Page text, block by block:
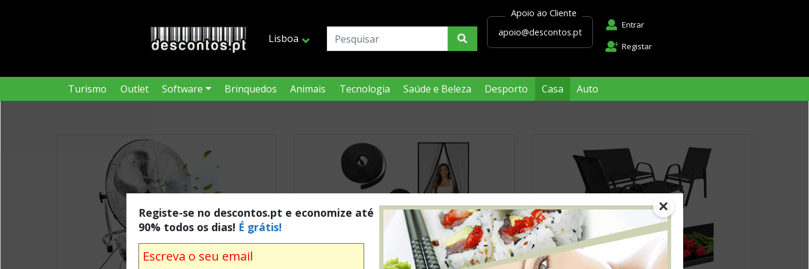
Lisboa
Apoio ao Cliente
apoio@descontos.pt
Entrar
Registar
Turismo Outlet Software Brinquedos Animais Tecnologia Saúde e Beleza Desporto Casa Auto
×
Registe-se no descontos.pt e economize até
90% todos os dias! É grátis!